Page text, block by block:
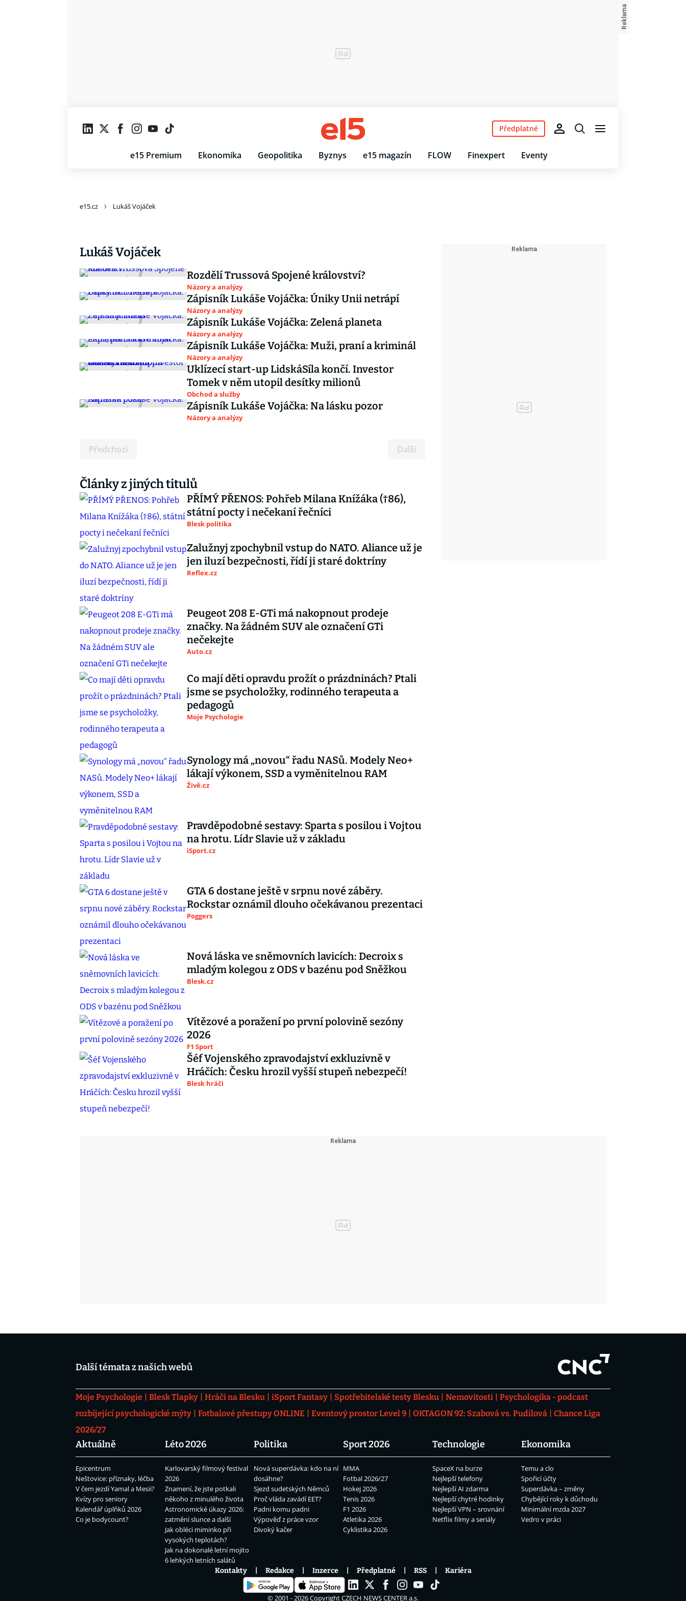
e15 Premium Ekonomika Geopolitika Byznys e15 magazín FLOW Finexpert Eventy
Předplatné
e15.cz Lukáš Vojáček
Lukáš Vojáček
Rozdělí Trussová Spojené království?
Názory a analýzy
Zápisník Lukáše Vojáčka: Úniky Unii netrápí
Názory a analýzy
Zápisník Lukáše Vojáčka: Zelená planeta
Názory a analýzy
Zápisník Lukáše Vojáčka: Muži, praní a kriminál
Názory a analýzy
Uklízecí start-up LidskáSíla končí. Investor
Tomek v něm utopil desítky milionů
Obchod a služby
Zápisník Lukáše Vojáčka: Na lásku pozor
Názory a analýzy
Předchozí Další
Články z jiných titulů
PŘÍMÝ PŘENOS: Pohřeb Milana Knížáka (†86),
státní pocty i nečekaní řečníci
Blesk politika
Zalužnyj zpochybnil vstup do NATO. Aliance už je
jen iluzí bezpečnosti, řídí ji staré doktríny
Reflex.cz
Peugeot 208 E-GTi má nakopnout prodeje
značky. Na žádném SUV ale označení GTi
nečekejte
Auto.cz
Co mají děti opravdu prožít o prázdninách? Ptali
jsme se psycholožky, rodinného terapeuta a
pedagogů
Moje Psychologie
Synology má „novou“ řadu NASů. Modely Neo+
lákají výkonem, SSD a vyměnitelnou RAM
Živě.cz
Pravděpodobné sestavy: Sparta s posilou i Vojtou
na hrotu. Lídr Slavie už v základu
iSport.cz
GTA 6 dostane ještě v srpnu nové záběry.
Rockstar oznámil dlouho očekávanou prezentaci
Poggers
Nová láska ve sněmovních lavicích: Decroix s
mladým kolegou z ODS v bazénu pod Sněžkou
Blesk.cz
Vítězové a poražení po první polovině sezóny
2026
F1 Sport
Šéf Vojenského zpravodajství exkluzivně v
Hráčích: Česku hrozil vyšší stupeň nebezpečí!
Blesk hráči
Další témata z našich webů
Moje Psychologie Blesk Tlapky Hráči na Blesku iSport Fantasy Spotřebitelské testy Blesku Nemovitosti
Psychologika - podcast
rozbíjející psychologické mýty
Fotbalové přestupy ONLINE Eventový prostor Level 9 OKTAGON 92: Szabová vs. Pudilová
Chance Liga
2026/27
Aktuálně
Epicentrum
Neštovice: příznaky, léčba
V čem jezdí Yamal a Mesii?
Kvízy pro seniory
Kalendář úplňků 2026
Co je bodycount?
Léto 2026
Karlovarský filmový festival
2026
Znamení, že jste potkali
někoho z minulého života
Astronomické úkazy 2026:
zatmění slunce a další
Jak obléci miminko při
vysokých teplotách?
Jak na dokonalé letní mojito
6 lehkých letních salátů
Politika
Nová superdávka: kdo na ní
dosáhne?
Sjezd sudetských Němců
Proč vláda zavádí EET?
Padni komu padni
Výpověď z práce vzor
Divoký kačer
Sport 2026
MMA
Fotbal 2026/27
Hokej 2026
Tenis 2026
F1 2026
Atletika 2026
Cyklistika 2026
Technologie
SpaceX na burze
Nejlepší telefony
Nejlepší AI zdarma
Nejlepší chytré hodinky
Nejlepší VPN – srovnání
Netflix filmy a seriály
Ekonomika
Temu a clo
Spořicí účty
Superdávka – změny
Chybějící roky k důchodu
Minimální mzda 2027
Vedro v práci
Kontakty Redakce Inzerce Předplatné RSS Kariéra
© 2001 - 2026 CopyrightCZECH NEWS CENTER a.s.